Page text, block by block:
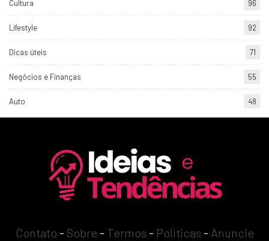
Cultura 96
Lifestyle 92
Dicas úteis 71
Negócios e Finanças 55
Auto 48
Contato - Sobre - Termos - Politicas - Anuncie